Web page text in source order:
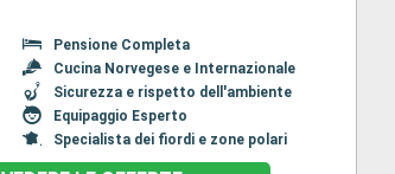
Pensione Completa
Cucina Norvegese e Internazionale
Sicurezza e rispetto dell'ambiente
Equipaggio Esperto
Specialista dei fiordi e zone polari